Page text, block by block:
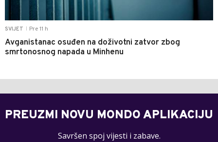
SVIJET Pre 11 h
Avganistanac osuđen na doživotni zatvor zbog
smrtonosnog napada u Minhenu
PREUZMI NOVU MONDO APLIKACIJU
Savršen spoj vijesti i zabave.